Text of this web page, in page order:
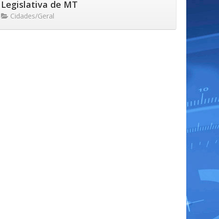
Legislativa de MT
Cidades/Geral